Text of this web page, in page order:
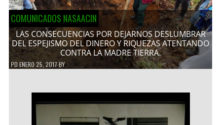
COMUNICADOS NASAACIN
LAS CONSECUENCIAS POR DEJARNOS DESLUMBRAR
DEL ESPEJISMO DEL DINERO Y RIQUEZAS ATENTANDO
CONTRA LA MADRE TIERRA.
PDENERO 25, 2017BY